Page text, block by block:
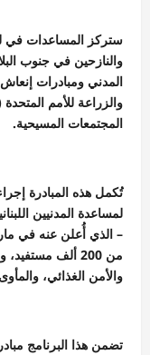
ستركز المساعدات في
والنازحين في جنوب
المدني ومبادرات
والزراعة للأمم
المجتمعات المسيحية.
تُكمل هذه المبادرة
– الذي أُعلن عنه في
من 200 ألف
والأمن الغذائي،